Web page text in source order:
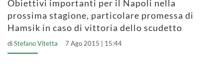
Obiettivi importanti per il Napoli nella
prossima stagione, particolare promessa di
Hamsik in caso di vittoria dello scudetto
diStefano Vitetta 7 Ago 2015 | 15:44